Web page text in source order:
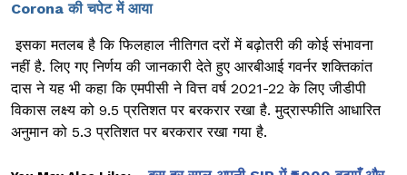
Corona की चपेट में आया
इसका मतलब है कि फिलहाल नीतिगत दरों में बढ़ोतरी की कोई संभावना
नहीं है. लिए गए निर्णय की जानकारी देते हुए आरबीआई गवर्नर शक्तिकांत
दास ने यह भी कहा कि एमपीसी ने वित्त वर्ष 2021-22 के लिए जीडीपी
विकास लक्ष्य को 9.5 प्रतिशत पर बरकरार रखा है. मुद्रास्फीति आधारित
अनुमान को 5.3 प्रतिशत पर बरकरार रखा गया है.